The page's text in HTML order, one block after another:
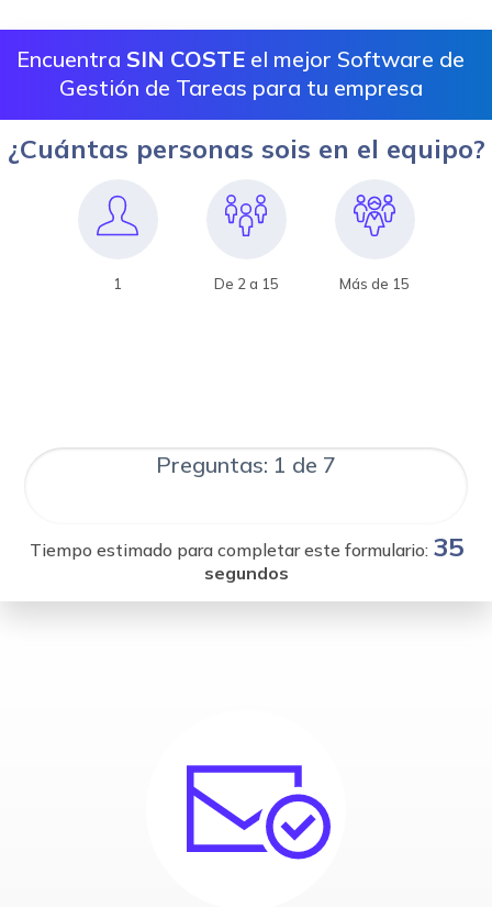
Encuentra SIN COSTE el mejor Software de
Gestión de Tareas para tu empresa
¿Cuántas personas sois en el equipo?
1 De 2 a 15 Más de 15
Preguntas: 1 de 7
Tiempo estimado para completar este formulario: 35
segundos